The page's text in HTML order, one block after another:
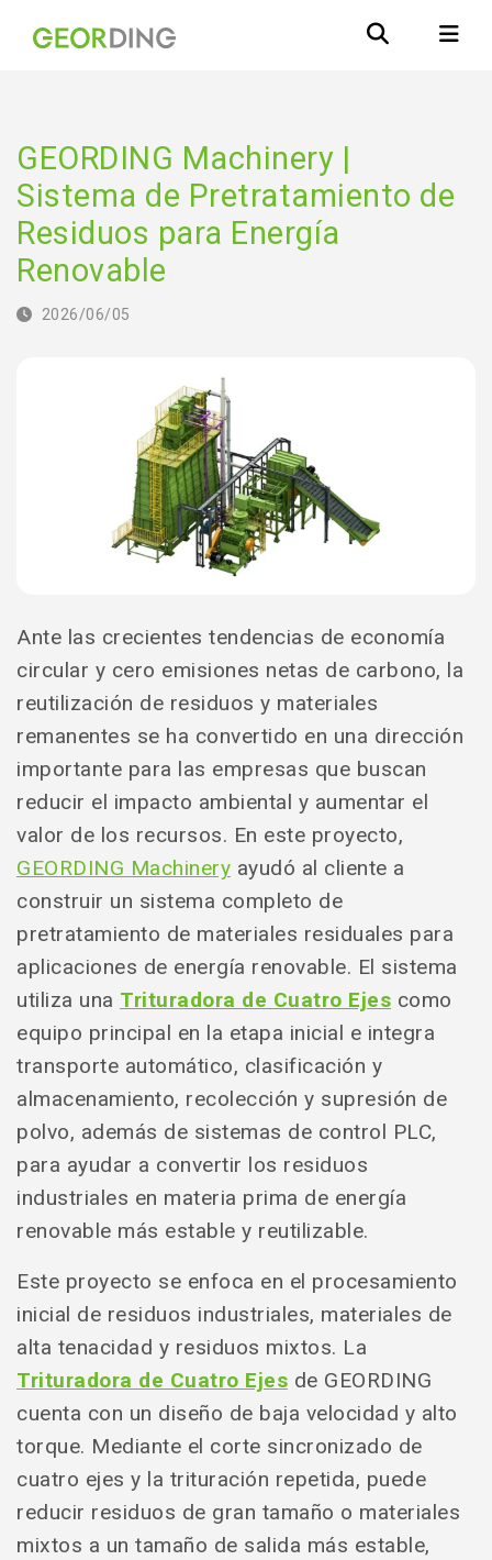
GEORDING Machinery |
Sistema de Pretratamiento de
Residuos para Energía
Renovable
2026/06/05
Ante las crecientes tendencias de economía
circular y cero emisiones netas de carbono, la
reutilización de residuos y materiales
remanentes se ha convertido en una dirección
importante para las empresas que buscan
reducir el impacto ambiental y aumentar el
valor de los recursos. En este proyecto,
GEORDING Machinery ayudó al cliente a
construir un sistema completo de
pretratamiento de materiales residuales para
aplicaciones de energía renovable. El sistema
utiliza una Trituradora de Cuatro Ejes como
equipo principal en la etapa inicial e integra
transporte automático, clasificación y
almacenamiento, recolección y supresión de
polvo, además de sistemas de control PLC,
para ayudar a convertir los residuos
industriales en materia prima de energía
renovable más estable y reutilizable.
Este proyecto se enfoca en el procesamiento
inicial de residuos industriales, materiales de
alta tenacidad y residuos mixtos. La
Trituradora de Cuatro Ejes de GEORDING
cuenta con un diseño de baja velocidad y alto
torque. Mediante el corte sincronizado de
cuatro ejes y la trituración repetida, puede
reducir residuos de gran tamaño o materiales
mixtos a un tamaño de salida más estable,